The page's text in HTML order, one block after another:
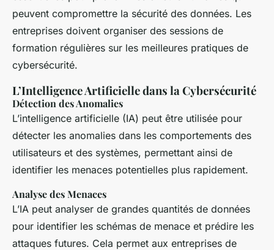
peuvent compromettre la sécurité des données. Les
entreprises doivent organiser des sessions de
formation régulières sur les meilleures pratiques de
cybersécurité.
L’Intelligence Artificielle dans la Cybersécurité
Détection des Anomalies
L’intelligence artificielle (IA) peut être utilisée pour
détecter les anomalies dans les comportements des
utilisateurs et des systèmes, permettant ainsi de
identifier les menaces potentielles plus rapidement.
Analyse des Menaces
L’IA peut analyser de grandes quantités de données
pour identifier les schémas de menace et prédire les
attaques futures. Cela permet aux entreprises de